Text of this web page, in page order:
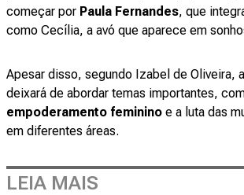
começar por Paula Fernandes, que
como Cecília, a avó que aparece em
Apesar disso, segundo Izabel de Oliveira,
deixará de abordar temas importantes,
empoderamento feminino e a luta das
em diferentes áreas.
LEIA MAIS